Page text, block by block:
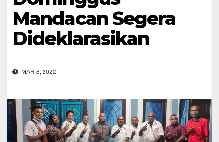
Mandacan Segera
Dideklarasikan
MAR 8, 2022